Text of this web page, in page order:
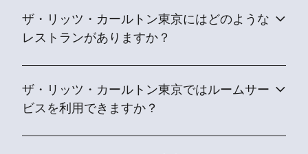
ザ・リッツ・カールトン東京にはどのような
レストランがありますか？
ザ・リッツ・カールトン東京ではルームサー
ビスを利用できますか？